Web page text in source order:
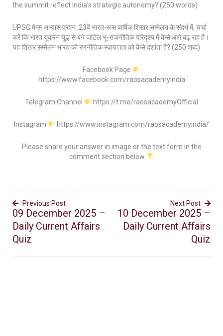
the summit reflect India’s strategic autonomy? (250 words)
UPSC मेन्स अभ्यास प्रश्न: 23वें भारत-रूस वार्षिक शिखर सम्मेलन के संदर्भ में, चर्चा
करें कि भारत यूक्रेन युद्ध से बने जटिल भू-राजनीतिक परिदृश्य में कैसे आगे बढ़ रहा है।
यह शिखर सम्मेलन भारत की रणनीतिक स्वायत्तता को कैसे दर्शाता है? (250 शब्द)
Facebook Page
https://www.facebook.com/raosacademyindia
Telegram Channel https://t.me/raosacademyOfficial
Instagram https://www.instagram.com/raosacademyindia/
Please share your answer in image or the text form in the
comment section below
Previous Post
09 December 2025 –
Daily Current Affairs
Quiz
Next Post
10 December 2025 –
Daily Current Affairs
Quiz